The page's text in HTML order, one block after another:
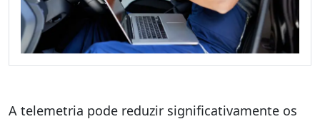
A telemetria pode reduzir significativamente os